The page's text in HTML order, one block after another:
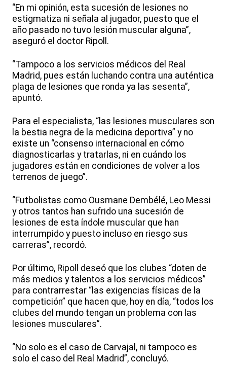
“En mi opinión, esta sucesión de lesiones no
estigmatiza ni señala al jugador, puesto que el
año pasado no tuvo lesión muscular alguna”,
aseguró el doctor Ripoll.
“Tampoco a los servicios médicos del Real
Madrid, pues están luchando contra una auténtica
plaga de lesiones que ronda ya las sesenta”,
apuntó.
Para el especialista, “las lesiones musculares son
la bestia negra de la medicina deportiva” y no
existe un “consenso internacional en cómo
diagnosticarlas y tratarlas, ni en cuándo los
jugadores están en condiciones de volver a los
terrenos de juego”.
“Futbolistas como Ousmane Dembélé, Leo Messi
y otros tantos han sufrido una sucesión de
lesiones de esta índole muscular que han
interrumpido y puesto incluso en riesgo sus
carreras”, recordó.
Por último, Ripoll deseó que los clubes “doten de
más medios y talentos a los servicios médicos”
para contrarrestar “las exigencias físicas de la
competición” que hacen que, hoy en día, “todos los
clubes del mundo tengan un problema con las
lesiones musculares”.
“No solo es el caso de Carvajal, ni tampoco es
solo el caso del Real Madrid”, concluyó.